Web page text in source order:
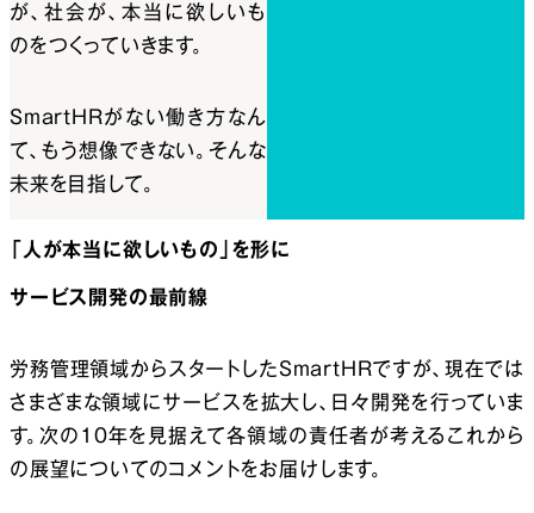
が、社会が、本当に欲しいも
のをつくっていきます。
SmartHRがない働き方なん
て、もう想像できない。そんな
未来を目指して。
「人が本当に欲しいもの」を形に
サービス開発の最前線
労務管理領域からスタートしたSmartHRですが、現在では
さまざまな領域にサービスを拡大し、日々開発を行っていま
す。次の10年を見据えて各領域の責任者が考えるこれから
の展望についてのコメントをお届けします。